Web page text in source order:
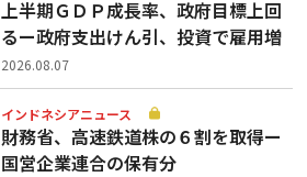
上半期ＧＤＰ成長率、政府目標上回
るー政府支出けん引、投資で雇用増
2026.08.07
インドネシアニュース
財務省、高速鉄道株の６割を取得ー
国営企業連合の保有分